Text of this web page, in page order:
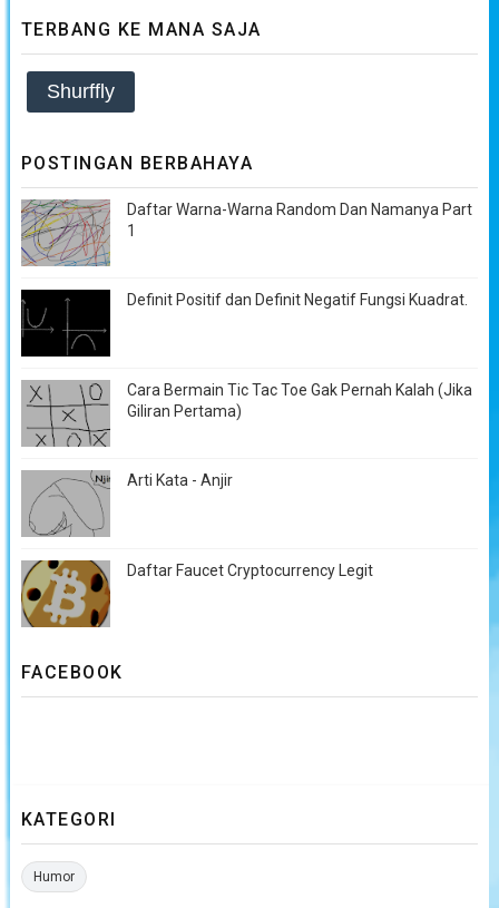
TERBANG KE MANA SAJA
Shurffly
POSTINGAN BERBAHAYA
Daftar Warna-Warna Random Dan Namanya Part
1
Definit Positif dan Definit Negatif Fungsi Kuadrat.
Cara Bermain Tic Tac Toe Gak Pernah Kalah (Jika
Giliran Pertama)
Arti Kata - Anjir
Daftar Faucet Cryptocurrency Legit
FACEBOOK
KATEGORI
Humor